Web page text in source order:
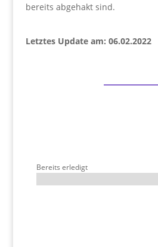
bereits abgehakt sind.
Letztes Update am: 06.02.2022
Bereits erledigt